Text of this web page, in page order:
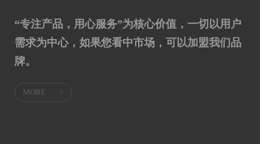
“专注产品，用心服务”为核心价值，一切以用户
需求为中心，如果您看中市场，可以加盟我们品
牌。
MORE >